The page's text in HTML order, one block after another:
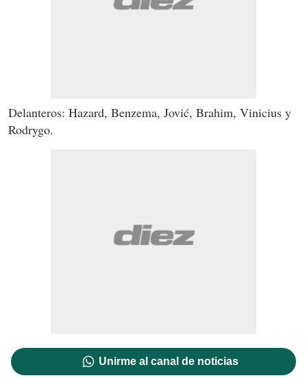
Delanteros: Hazard, Benzema, Jović, Brahim, Vinicius y
Rodrygo.
Unirme al canal de noticias